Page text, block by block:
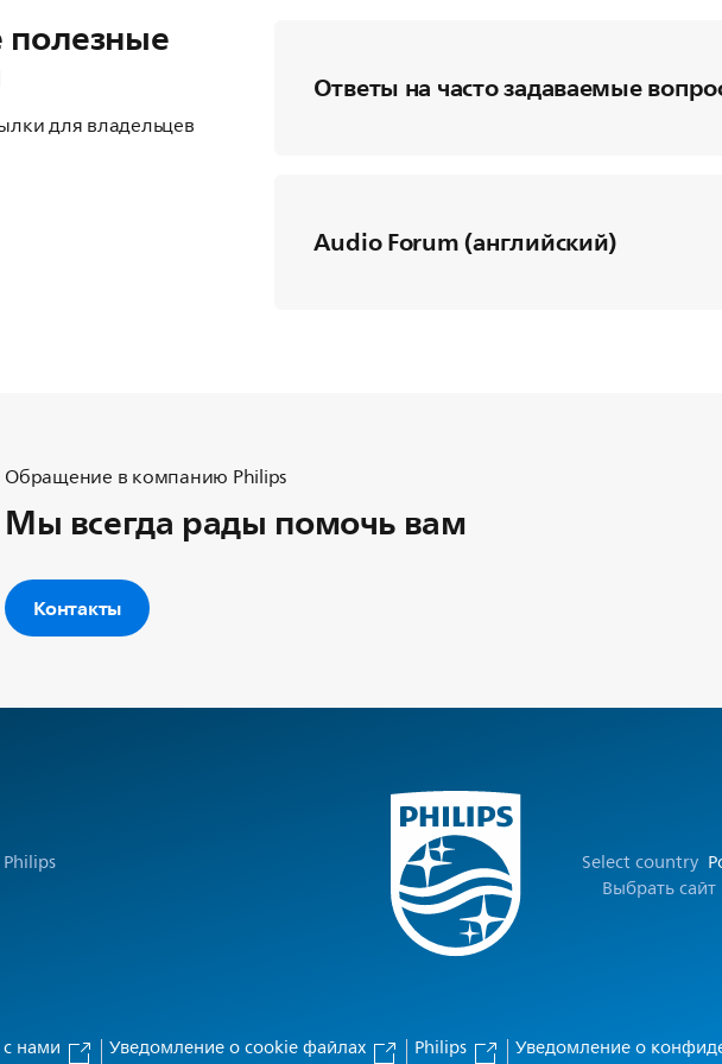
для владельцев
Ответы на часто задаваемые
Audio Forum (английский)
Обращение в компанию Philips
Мы всегда рады помочь вам
Контакты
Philips Select country
Выбрать сайт
нами Уведомление о cookie файлах Philips Уведомление о